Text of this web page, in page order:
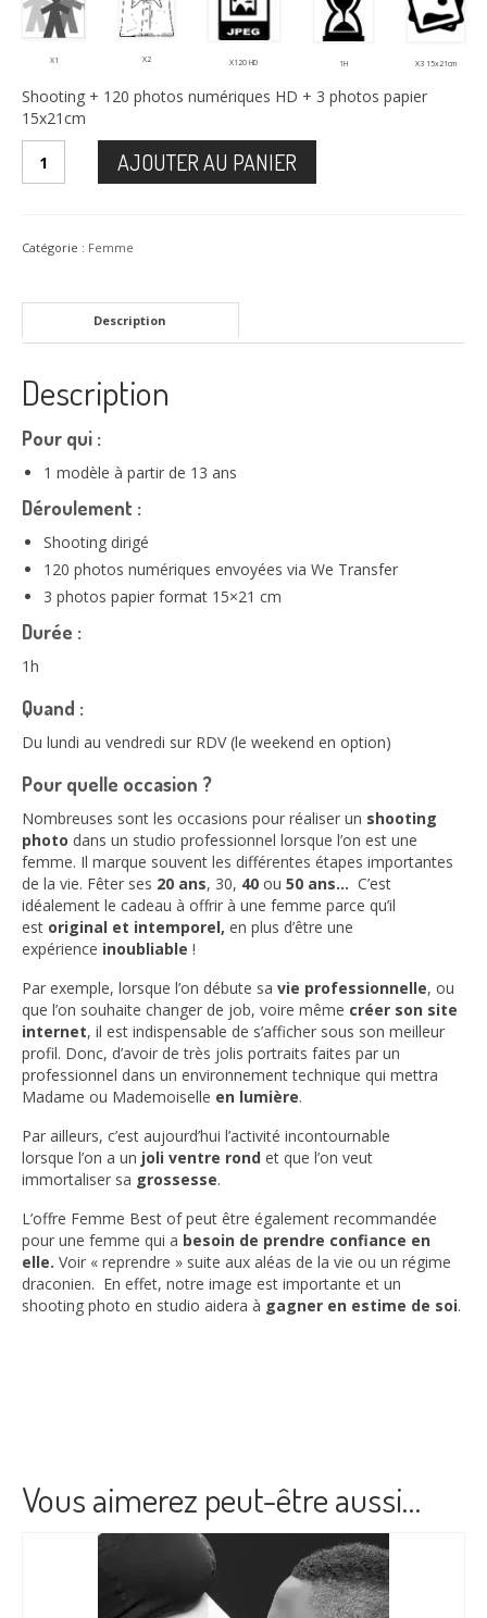
X1 X2 X120 HD 1H X3 15x21cm
Shooting + 120 photos numériques HD + 3 photos papier
15x21cm
AJOUTER AU PANIER
Catégorie : Femme
Description
Description
Pour qui :
1 modèle à partir de 13 ans
Déroulement :
Shooting dirigé
120 photos numériques envoyées via We Transfer
3 photos papier format 15×21 cm
Durée :
1h
Quand :
Du lundi au vendredi sur RDV (le weekend en option)
Pour quelle occasion ?
Nombreuses sont les occasions pour réaliser un shooting
photo dans un studio professionnel lorsque l’on est une
femme. Il marque souvent les différentes étapes importantes
de la vie. Fêter ses 20 ans, 30, 40 ou 50 ans… C’est
idéalement le cadeau à offrir à une femme parce qu’il
est original et intemporel, en plus d’être une
expérience inoubliable !
Par exemple, lorsque l’on débute sa vie professionnelle, ou
que l’on souhaite changer de job, voire même créer son site
internet, il est indispensable de s’afficher sous son meilleur
profil. Donc, d’avoir de très jolis portraits faites par un
professionnel dans un environnement technique qui mettra
Madame ou Mademoiselle en lumière.
Par ailleurs, c’est aujourd’hui l’activité incontournable
lorsque l’on a un joli ventre rond et que l’on veut
immortaliser sa grossesse.
L’offre Femme Best of peut être également recommandée
pour une femme qui a besoin de prendre confiance en
elle. Voir « reprendre » suite aux aléas de la vie ou un régime
draconien. En effet, notre image est importante et un
shooting photo en studio aidera à gagner en estime de soi.
Vous aimerez peut-être aussi…